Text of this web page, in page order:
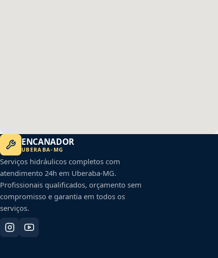
ENCANADOR
UBERABA- MG
Serviços hidráulicos completos com
atendimento 24h em Uberaba-MG.
Profissionais qualificados, orçamento sem
compromisso e garantia em todos os
serviços.